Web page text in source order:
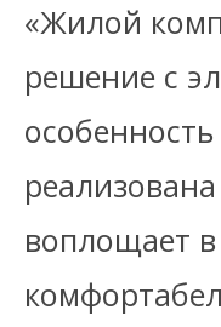
«Жилой
решение с
воплощает